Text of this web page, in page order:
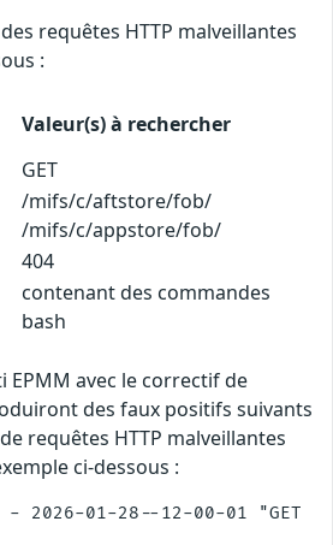
requêtes HTTP malveillantes
:
Valeur(s) à rechercher
GET
/mifs/c/aftstore/fob/
/mifs/c/appstore/fob/
404
contenant des commandes
bash
EPMM avec le correctif de
des faux positifs suivants
requêtes HTTP malveillantes
ci-dessous :